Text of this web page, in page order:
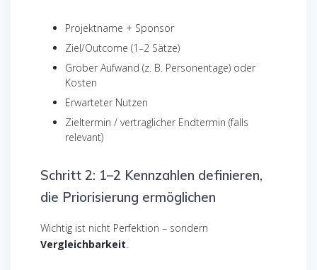
Projektname + Sponsor
Ziel/Outcome (1–2 Sätze)
Grober Aufwand (z. B. Personentage) oder
Kosten
Erwarteter Nutzen
Zieltermin / vertraglicher Endtermin (falls
relevant)
Schritt 2: 1–2 Kennzahlen definieren,
die Priorisierung ermöglichen
Wichtig ist nicht Perfektion – sondern
Vergleichbarkeit.